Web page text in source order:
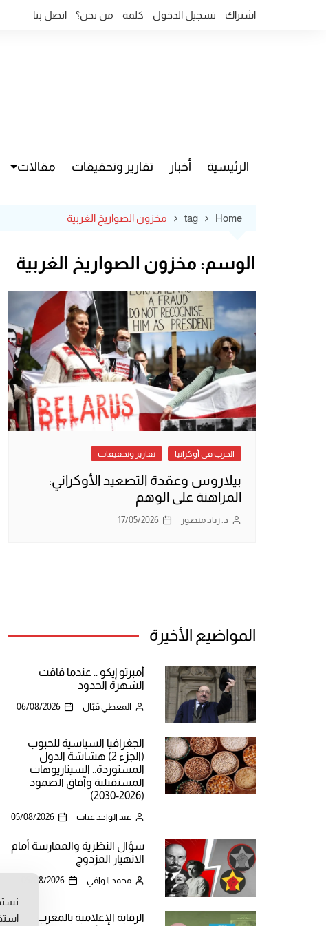
اشتراك تسجيل الدخول كلمة من نحن؟ اتصل بنا
الرئيسية أخبار تقارير وتحقيقات مقالات
Home
tag مخزون الصواريخ الغربية
الوسم: مخزون الصواريخ الغربية
الحرب في أوكرانيا تقارير وتحقيقات
بيلاروس وعقدة التصعيد الأوكراني:
المراهنة على الوهم
د. زياد منصور 17/05/2026
المواضيع الأخيرة
أمبرتو إيكو .. عندما فاقت
الشهرة الحدود
المعطي قبّال 06/08/2026
الجغرافيا السياسية للحبوب
(الجزء 2) هشاشة الدول
المستوردة.. السيناريوهات
المستقبلية وآفاق الصمود
(2026-2030)
عبد الواحد غيات 05/08/2026
سؤال النظرية والممارسة أمام
الانهيار المزدوج
محمد الوافي 05/08/2026
الرقابة الإعلامية بالمغرب